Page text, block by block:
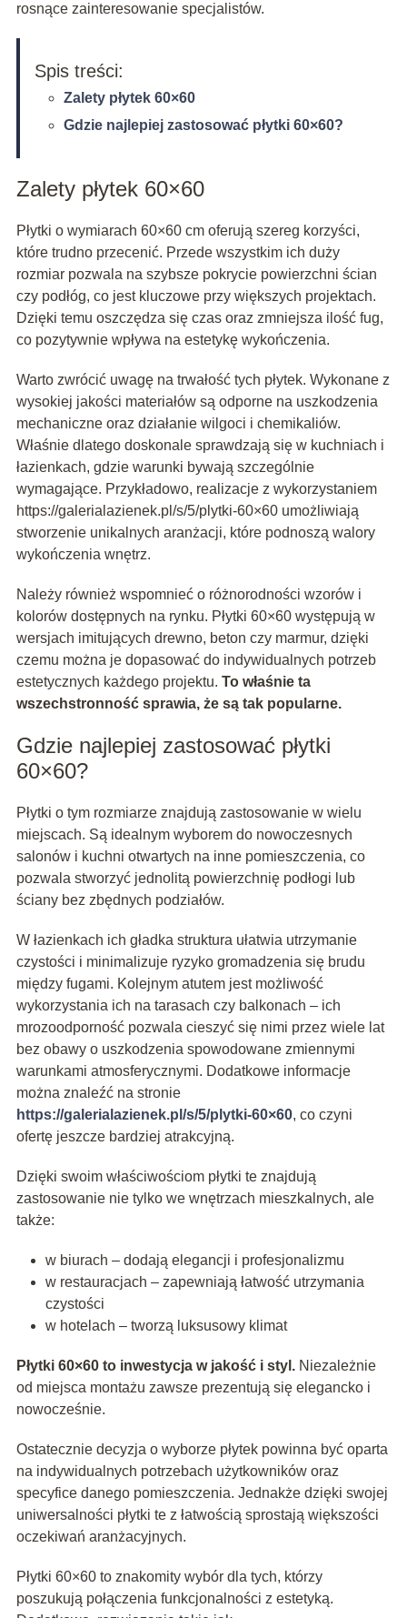
rosnące zainteresowanie specjalistów.
Spis treści:
Zalety płytek 60×60
Gdzie najlepiej zastosować płytki 60×60?
Zalety płytek 60×60
Płytki o wymiarach 60×60 cm oferują szereg korzyści,
które trudno przecenić. Przede wszystkim ich duży
rozmiar pozwala na szybsze pokrycie powierzchni ścian
czy podłóg, co jest kluczowe przy większych projektach.
Dzięki temu oszczędza się czas oraz zmniejsza ilość fug,
co pozytywnie wpływa na estetykę wykończenia.
Warto zwrócić uwagę na trwałość tych płytek. Wykonane z
wysokiej jakości materiałów są odporne na uszkodzenia
mechaniczne oraz działanie wilgoci i chemikaliów.
Właśnie dlatego doskonale sprawdzają się w kuchniach i
łazienkach, gdzie warunki bywają szczególnie
wymagające. Przykładowo, realizacje z wykorzystaniem
https://galerialazienek.pl/s/5/plytki-60×60 umożliwiają
stworzenie unikalnych aranżacji, które podnoszą walory
wykończenia wnętrz.
Należy również wspomnieć o różnorodności wzorów i
kolorów dostępnych na rynku. Płytki 60×60 występują w
wersjach imitujących drewno, beton czy marmur, dzięki
czemu można je dopasować do indywidualnych potrzeb
estetycznych każdego projektu. To właśnie ta
wszechstronność sprawia, że są tak popularne.
Gdzie najlepiej zastosować płytki
60×60?
Płytki o tym rozmiarze znajdują zastosowanie w wielu
miejscach. Są idealnym wyborem do nowoczesnych
salonów i kuchni otwartych na inne pomieszczenia, co
pozwala stworzyć jednolitą powierzchnię podłogi lub
ściany bez zbędnych podziałów.
W łazienkach ich gładka struktura ułatwia utrzymanie
czystości i minimalizuje ryzyko gromadzenia się brudu
między fugami. Kolejnym atutem jest możliwość
wykorzystania ich na tarasach czy balkonach – ich
mrozoodporność pozwala cieszyć się nimi przez wiele lat
bez obawy o uszkodzenia spowodowane zmiennymi
warunkami atmosferycznymi. Dodatkowe informacje
można znaleźć na stronie
https://galerialazienek.pl/s/5/plytki-60×60, co czyni
ofertę jeszcze bardziej atrakcyjną.
Dzięki swoim właściwościom płytki te znajdują
zastosowanie nie tylko we wnętrzach mieszkalnych, ale
także:
w biurach – dodają elegancji i profesjonalizmu
w restauracjach – zapewniają łatwość utrzymania
czystości
w hotelach – tworzą luksusowy klimat
Płytki 60×60 to inwestycja w jakość i styl.Niezależnie
od miejsca montażu zawsze prezentują się elegancko i
nowocześnie.
Ostatecznie decyzja o wyborze płytek powinna być oparta
na indywidualnych potrzebach użytkowników oraz
specyfice danego pomieszczenia. Jednakże dzięki swojej
uniwersalności płytki te z łatwością sprostają większości
oczekiwań aranżacyjnych.
Płytki 60×60 to znakomity wybór dla tych, którzy
poszukują połączenia funkcjonalności z estetyką.